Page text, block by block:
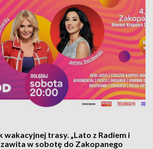
wakacyjnej trasy. „Lato z Radiem i
zawita w sobotę do Zakopanego